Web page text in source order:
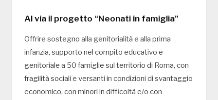
Al via il progetto “Neonati in famiglia”
Offrire sostegno alla genitorialità e alla prima
infanzia, supporto nel compito educativo e
genitoriale a 50 famiglie sul territorio di Roma, con
fragilità sociali e versanti in condizioni di svantaggio
economico, con minori in difficoltà e/o con